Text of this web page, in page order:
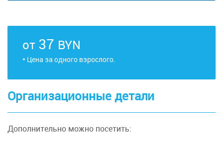
от 37 BYN
* Цена за одного взрослого.
Организационные детали
Дополнительно можно посетить: